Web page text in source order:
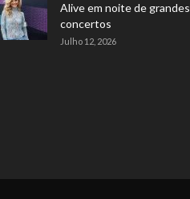
Alive em noite de grandes
concertos
Julho 12, 2026